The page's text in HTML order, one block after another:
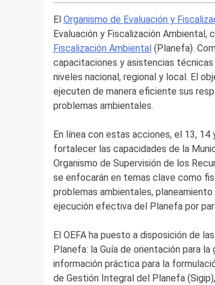
El Organismo de Evaluación y
Evaluación y Fiscalización
Fiscalización Ambiental (Planefa).
capacitaciones y asistencias
niveles nacional, regional y local. El
ejecuten de manera eficiente sus
problemas ambientales.
En línea con estas acciones, el 13,
fortalecer las capacidades de la
Organismo de Supervisión de los
se enfocarán en temas clave como
problemas ambientales,
ejecución efectiva del Planefa por
El OEFA ha puesto a disposición de
Planefa: la Guía de orientación para
información práctica para la
de Gestión Integral del Planefa